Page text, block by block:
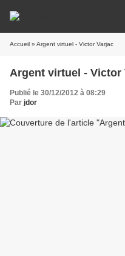
Accueil » Argent virtuel - Victor Varjac
Argent virtuel - Victor
Publié le 30/12/2012 à 08:29
Par jdor